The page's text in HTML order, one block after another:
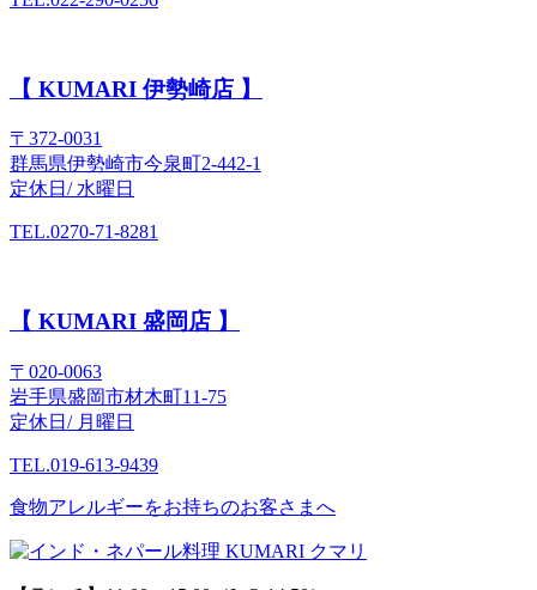
【 KUMARI 伊勢崎店 】
〒372-0031
群馬県伊勢崎市今泉町2-442-1
定休日/ 水曜日
TEL.0270-71-8281
【 KUMARI 盛岡店 】
〒020-0063
岩手県盛岡市材木町11-75
定休日/ 月曜日
TEL.019-613-9439
食物アレルギーをお持ちのお客さまへ